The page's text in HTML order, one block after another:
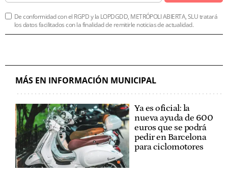
De conformidad con el RGPD y la LOPDGDD, METRÓPOLI ABIERTA, SLU tratará
los datos facilitados con la finalidad de remitirle noticias de actualidad.
MÁS EN INFORMACIÓN MUNICIPAL
Ya es oficial: la
nueva ayuda de 600
euros que se podrá
pedir en Barcelona
para ciclomotores